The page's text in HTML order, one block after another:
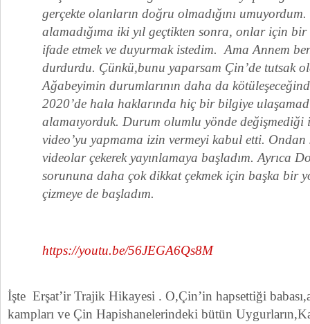
gerçekte olanların doğru olmadığını
alamadığıma iki yıl geçtikten sonra, onlar için
ifade etmek ve duyurmak istedim. Ama Annem
durdurdu. Çünkü,bunu yaparsam Çin’de tutsak
Ağabeyimin durumlarının daha da
2020’de hala haklarında hiç bir bilgiye
alamaıyorduk. Durum olumlu yönde değişmediği
video’yu yapmama izin vermeyi kabul etti. Ondan
videolar çekerek yayınlamaya başladım. Ayrıca
sorununa daha çok dikkat çekmek için başka bir
çizmeye de başladım.
https://youtu.be/56JEGA6Qs8M
İşte Erşat’ir Trajik Hikayesi . O,Çin’in hapsettiği
kampları ve Çin Hapishanelerindeki bütün